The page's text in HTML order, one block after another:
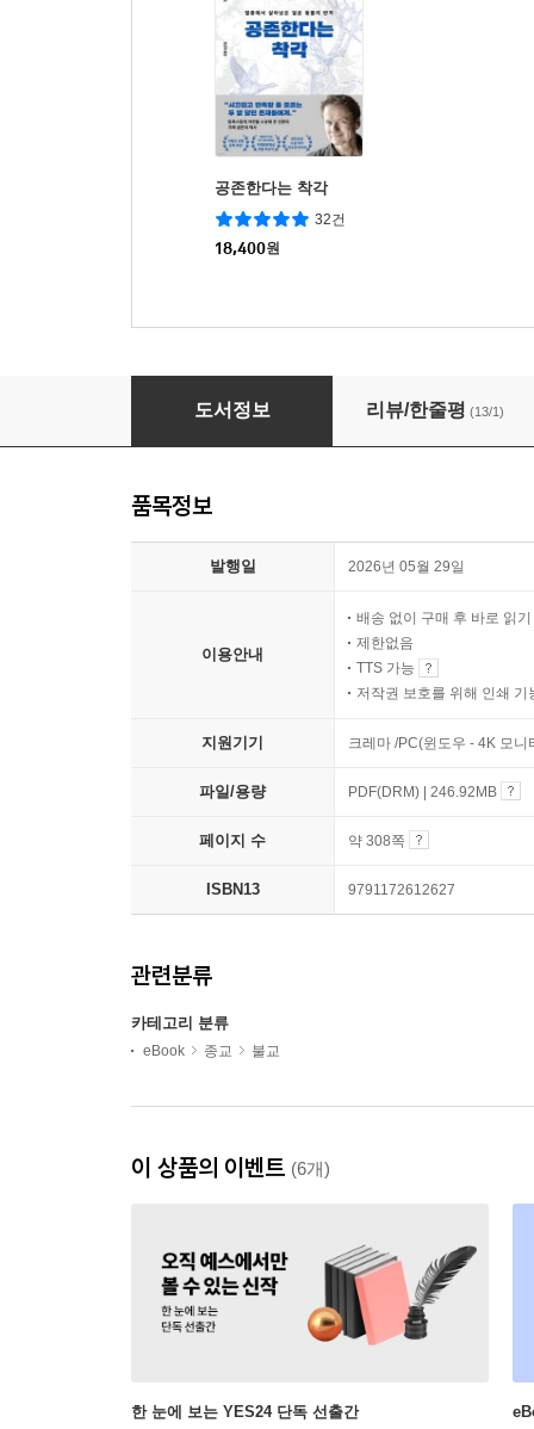
공존한다는 착각
32건
18,400원
불교와 친해지는 만화 사찰의 상징세계
도서정보 리뷰/한줄평 (13/1)
품목정보
발행일 2026년 05월 29일
이용안내
배송 없이 구매 후 바로 읽기
제한없음
TTS 가능
저작권 보호를 위해 인쇄 기
지원기기 크레마 /PC(윈도우 - 4K 모
파일/용량 PDF(DRM) | 246.92MB
페이지 수 약 308쪽
ISBN13 9791172612627
관련분류
카테고리 분류
eBook 종교 불교
이 상품의 이벤트 (6개)
한 눈에 보는 YES24 단독 선출간